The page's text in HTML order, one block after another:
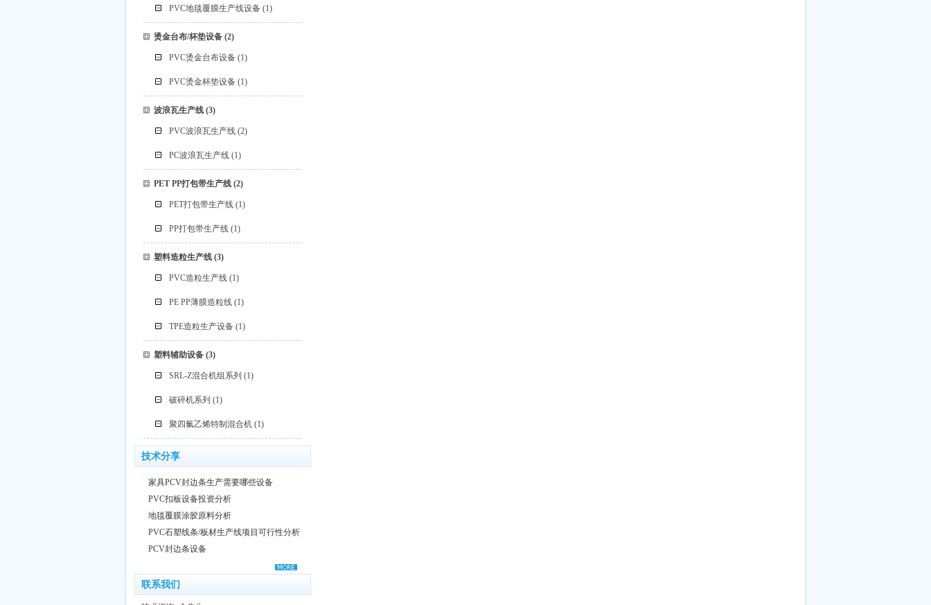
PVC地毯覆膜生产线设备 (1)
烫金台布/杯垫设备(2)
PVC烫金台布设备 (1)
PVC烫金杯垫设备 (1)
波浪瓦生产线(3)
PVC波浪瓦生产线 (2)
PC波浪瓦生产线 (1)
PET PP打包带生产线(2)
PET打包带生产线 (1)
PP打包带生产线 (1)
塑料造粒生产线(3)
PVC造粒生产线 (1)
PE PP薄膜造粒线 (1)
TPE造粒生产设备 (1)
塑料辅助设备(3)
SRL-Z混合机组系列 (1)
破碎机系列 (1)
聚四氟乙烯特制混合机 (1)
技术分享
家具PCV封边条生产需要哪些设备
PVC扣板设备投资分析
地毯覆膜涂胶原料分析
PVC石塑线条/板材生产线项目可行性分析
PCV封边条设备
联系我们